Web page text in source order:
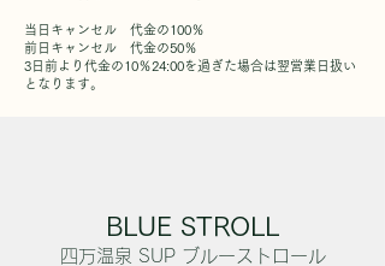
当日キャンセル 代金の100％
前日キャンセル 代金の50％
3日前より代金の10％24:00を過ぎた場合は翌営業日扱い
となります。
BLUE STROLL
四万温泉 SUP ​ブルーストロール